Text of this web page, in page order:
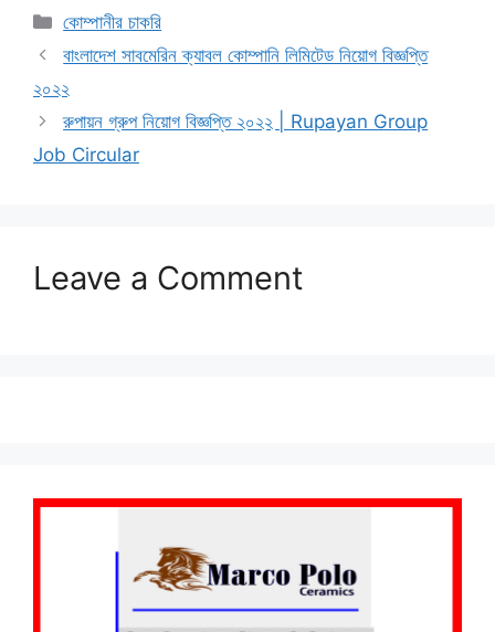
Categories
কোম্পানীর চাকরি
বাংলাদেশ সাবমেরিন ক্যাবল কোম্পানি লিমিটেড নিয়োগ বিজ্ঞপ্তি
২০২২
রুপায়ন গ্রুপ নিয়োগ বিজ্ঞপ্তি ২০২২ | Rupayan Group
Job Circular
Leave a Comment